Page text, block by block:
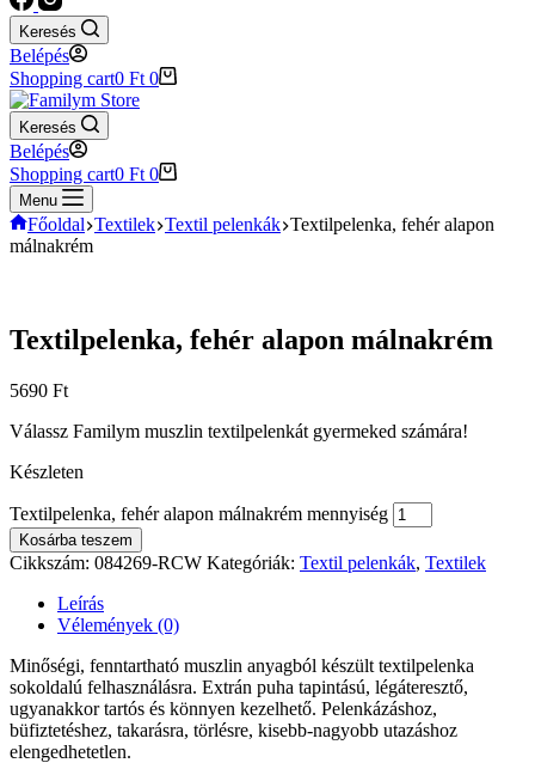
Keresés
Belépés
Shopping cart0 Ft 0
Keresés
Belépés
Shopping cart0 Ft 0
Menu
Főoldal Textilek Textil pelenkák Textilpelenka, fehér alapon
málnakrém
Textilpelenka, fehér alapon málnakrém
5690 Ft
Válassz Familym muszlin textilpelenkát gyermeked számára!
Készleten
Textilpelenka, fehér alapon málnakrém mennyiség
Kosárba teszem
Cikkszám: 084269-RCW Kategóriák: Textil pelenkák, Textilek
Leírás
Vélemények (0)
Minőségi, fenntartható muszlin anyagból készült textilpelenka
sokoldalú felhasználásra. Extrán puha tapintású, légáteresztő,
ugyanakkor tartós és könnyen kezelhető. Pelenkázáshoz,
büfiztetéshez, takarásra, törlésre, kisebb-nagyobb utazáshoz
elengedhetetlen.